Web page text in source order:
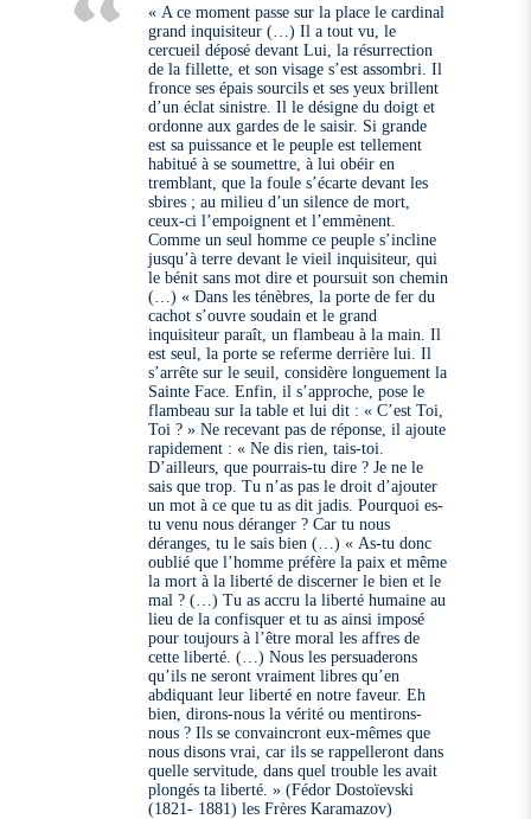
« A ce moment passe sur la place le cardinal
grand inquisiteur (…) Il a tout vu, le
cercueil déposé devant Lui, la résurrection
de la fillette, et son visage s’est assombri. Il
fronce ses épais sourcils et ses yeux brillent
d’un éclat sinistre. Il le désigne du doigt et
ordonne aux gardes de le saisir. Si grande
est sa puissance et le peuple est tellement
habitué à se soumettre, à lui obéir en
tremblant, que la foule s’écarte devant les
sbires ; au milieu d’un silence de mort,
ceux-ci l’empoignent et l’emmènent.
Comme un seul homme ce peuple s’incline
jusqu’à terre devant le vieil inquisiteur, qui
le bénit sans mot dire et poursuit son chemin
(…) « Dans les ténèbres, la porte de fer du
cachot s’ouvre soudain et le grand
inquisiteur paraît, un flambeau à la main. Il
est seul, la porte se referme derrière lui. Il
s’arrête sur le seuil, considère longuement la
Sainte Face. Enfin, il s’approche, pose le
flambeau sur la table et lui dit : « C’est Toi,
Toi ? » Ne recevant pas de réponse, il ajoute
rapidement : « Ne dis rien, tais-toi.
D’ailleurs, que pourrais-tu dire ? Je ne le
sais que trop. Tu n’as pas le droit d’ajouter
un mot à ce que tu as dit jadis. Pourquoi es-
tu venu nous déranger ? Car tu nous
déranges, tu le sais bien (…) « As-tu donc
oublié que l’homme préfère la paix et même
la mort à la liberté de discerner le bien et le
mal ? (…) Tu as accru la liberté humaine au
lieu de la confisquer et tu as ainsi imposé
pour toujours à l’être moral les affres de
cette liberté. (…) Nous les persuaderons
qu’ils ne seront vraiment libres qu’en
abdiquant leur liberté en notre faveur. Eh
bien, dirons-nous la vérité ou mentirons-
nous ? Ils se convaincront eux-mêmes que
nous disons vrai, car ils se rappelleront dans
quelle servitude, dans quel trouble les avait
plongés ta liberté. » (Fédor Dostoïevski
(1821- 1881) les Frères Karamazov)